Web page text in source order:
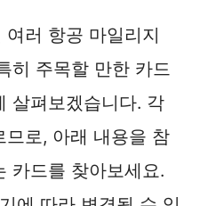
러 항공 마일리지
히 주목할 만한 카드
살펴보겠습니다. 각
므로, 아래 내용을 참
카드를 찾아보세요.